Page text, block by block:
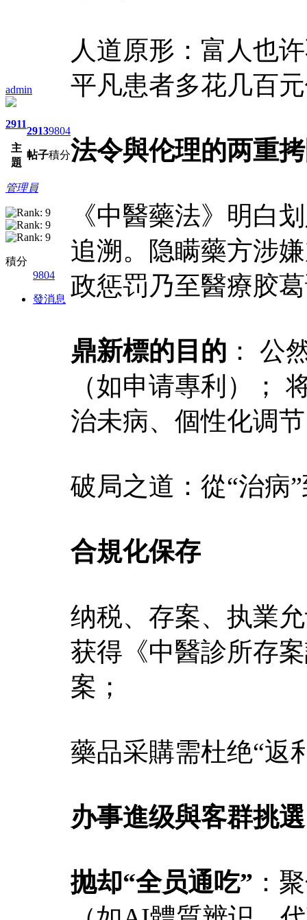
admin
2911
主
題
2913
帖子
9804
積分
管理員
積分
9804
發消息
人道原形：富人也
平凡患者多花几百
法令與伦理的两重
《中醫藥法》明白
追溯。隐瞒藥方涉
政惩罚乃至醫療胶
鼎新標的目的 ： 公
（如申请專利）；
治未病、個性化调
破局之道：從“治病
合規化保存
纳税、存案、执業
获得《中醫診所存
案；
藥品采購需杜绝“返
办事進级與客群挑選
抛却“全员通吃” ：